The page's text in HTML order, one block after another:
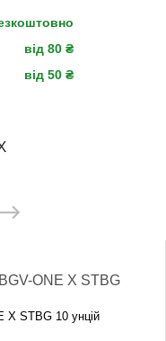
від 80 ₴
від 50 ₴
X STBG 10 унцій